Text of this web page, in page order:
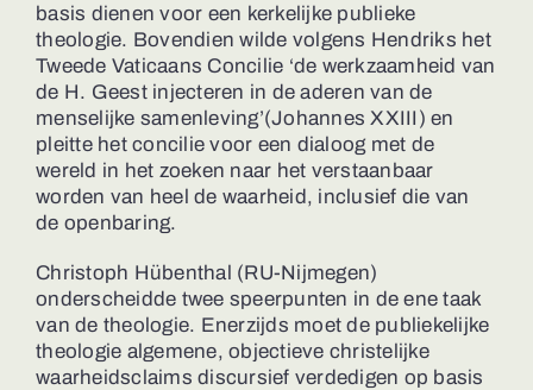
basis dienen voor een kerkelijke publieke
theologie. Bovendien wilde volgens Hendriks het
Tweede Vaticaans Concilie ‘de werkzaamheid van
de H. Geest injecteren in de aderen van de
menselijke samenleving’(Johannes XXIII) en
pleitte het concilie voor een dialoog met de
wereld in het zoeken naar het verstaanbaar
worden van heel de waarheid, inclusief die van
de openbaring.
Christoph Hübenthal (RU-Nijmegen)
onderscheidde twee speerpunten in de ene taak
van de theologie. Enerzijds moet de publiekelijke
theologie algemene, objectieve christelijke
waarheidsclaims discursief verdedigen op basis